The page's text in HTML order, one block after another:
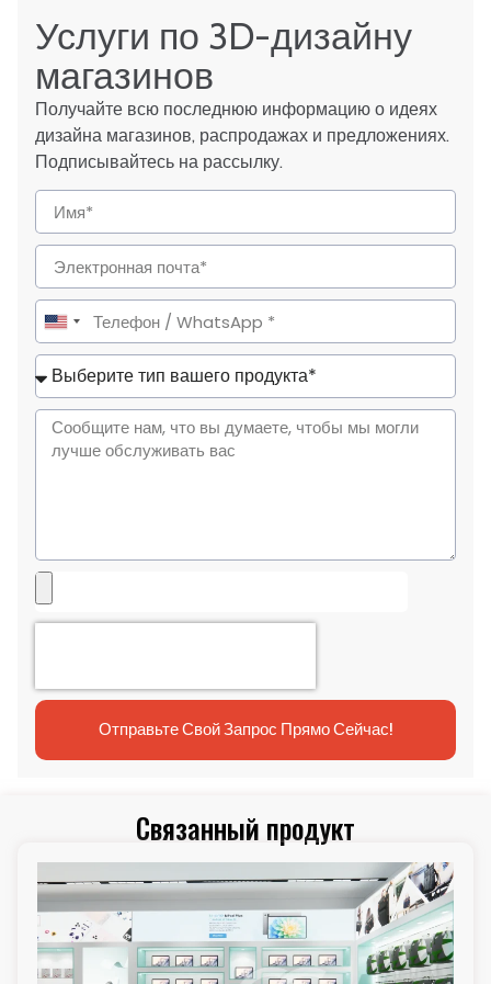
Услуги по 3D-дизайну
магазинов
Получайте всю последнюю информацию о идеях
дизайна магазинов, распродажах и предложениях.
Подписывайтесь на рассылку.
United
States
+1
Отправьте Свой Запрос Прямо Сейчас!
Связанный продукт